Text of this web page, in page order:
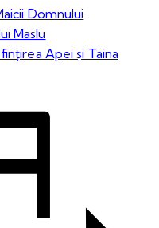
Domnului
Maslu
Apei și Taina